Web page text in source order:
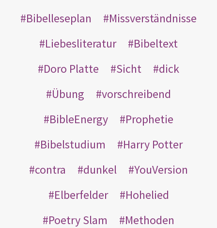
Bibelleseplan
Missverständnisse
Liebesliteratur
Bibeltext
Doro Platte
Sicht
dick
Übung
vorschreibend
BibleEnergy
Prophetie
Bibelstudium
Harry Potter
contra
dunkel
YouVersion
Elberfelder
Hohelied
Poetry Slam
Methoden